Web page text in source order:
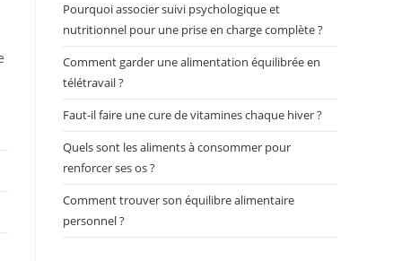
Pourquoi associer suivi psychologique et
nutritionnel pour une prise en charge complète ?
Comment garder une alimentation équilibrée en
télétravail ?
Faut-il faire une cure de vitamines chaque hiver ?
Quels sont les aliments à consommer pour
renforcer ses os ?
Comment trouver son équilibre alimentaire
personnel ?